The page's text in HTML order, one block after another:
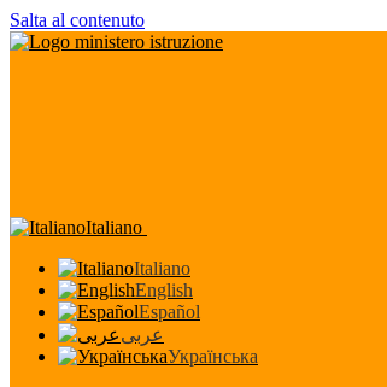
Salta al contenuto
Italiano
Italiano
English
Español
عربى
Українська